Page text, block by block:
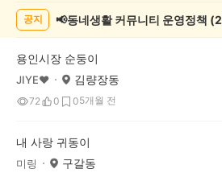
목
공지 📢동네생활 커뮤니티 운영정책
용인시장 순둥이
JIYE♥ 김량장동
72 0 05개월 전
내 사랑 귀동이
미링 구갈동